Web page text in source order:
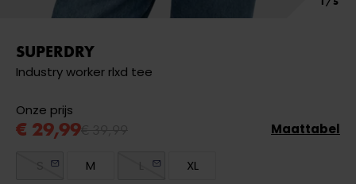
SUPERDRY
Industry worker rlxd tee
Onze prijs
€ 29,99
M
XL
Maattabel